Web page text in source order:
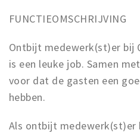
FUNCTIEOMSCHRIJVING
Ontbijt medewerk(st)er bij
is een leuke job. Samen
voor dat de gasten een
hebben.
Als ontbijt medewerk(st)er